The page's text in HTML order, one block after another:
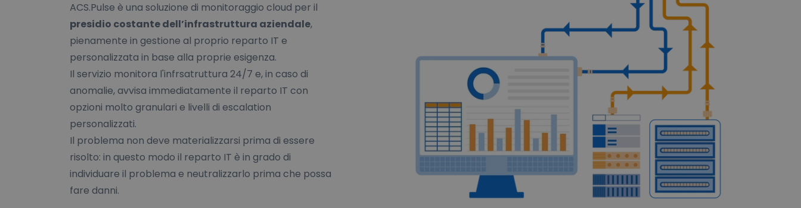
ACS.Pulse è una soluzione di monitoraggio cloud per il
presidio costante dell’infrastruttura aziendale,
pienamente in gestione al proprio reparto IT e
personalizzata in base alla proprie esigenza.
Il servizio monitora l'infrsatruttura 24/7 e, in caso di
anomalie, avvisa immediatamente il reparto IT con
opzioni molto granulari e livelli di escalation
personalizzati.
Il problema non deve materializzarsi prima di essere
risolto: in questo modo il reparto IT è in grado di
individuare il problema e neutralizzarlo prima che possa
fare danni.